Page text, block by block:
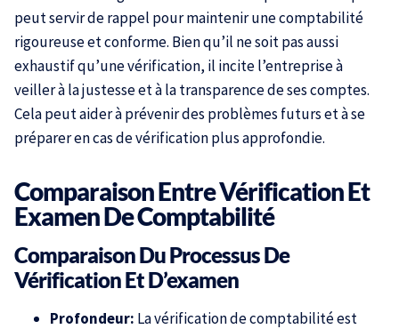
peut servir de rappel pour maintenir une comptabilité
rigoureuse et conforme. Bien qu’il ne soit pas aussi
exhaustif qu’une vérification, il incite l’entreprise à
veiller à la justesse et à la transparence de ses comptes.
Cela peut aider à prévenir des problèmes futurs et à se
préparer en cas de vérification plus approfondie.
Comparaison Entre Vérification Et
Examen De Comptabilité
Comparaison Du Processus De
Vérification Et D’examen
Profondeur: La vérification de comptabilité est